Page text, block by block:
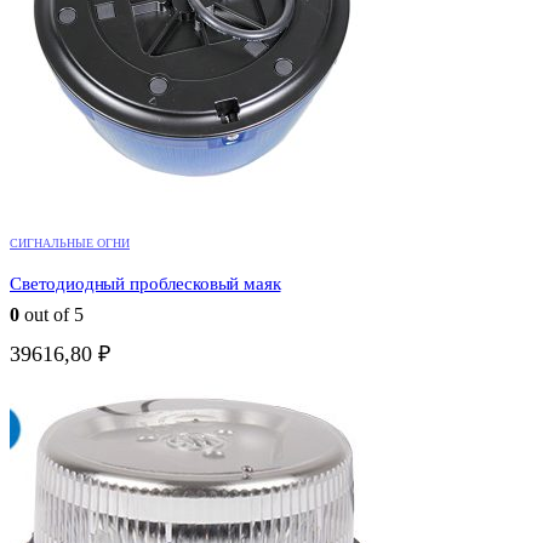
СИГНАЛЬНЫЕ ОГНИ
Светодиодный проблесковый маяк
0 out of 5
39616,80 ₽